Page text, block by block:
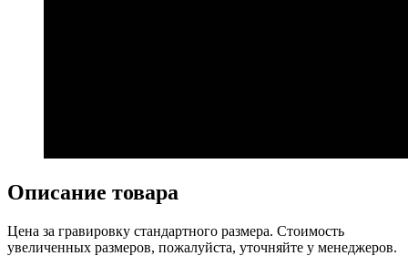
Описание товара
Цена за гравировку стандартного размера. Стоимость
увеличенных размеров, пожалуйста, уточняйте у менеджеров.